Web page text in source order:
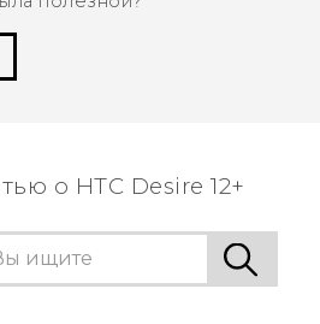
о HTC Desire 12+